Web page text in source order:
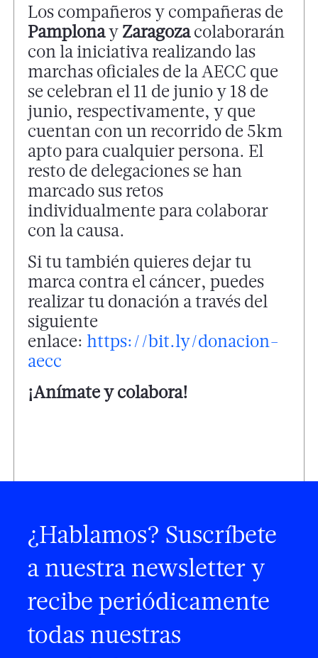
Los compañeros y compañeras de
Pamplonay Zaragozacolaborarán
con la iniciativa realizando las
marchas oficiales de la AECC que
se celebran el 11 de junio y 18 de
junio, respectivamente, y que
cuentan con un recorrido de 5km
apto para cualquier persona. El
resto de delegaciones se han
marcado sus retos
individualmente para colaborar
con la causa.
Si tu también quieres dejar tu
marca contra el cáncer, puedes
realizar tu donación a través del
siguiente
enlace:https://bit.ly/donacion-
aecc
¡Anímate y colabora!
¿Hablamos? Suscríbete
a nuestra newsletter y
recibe periódicamente
todas nuestras